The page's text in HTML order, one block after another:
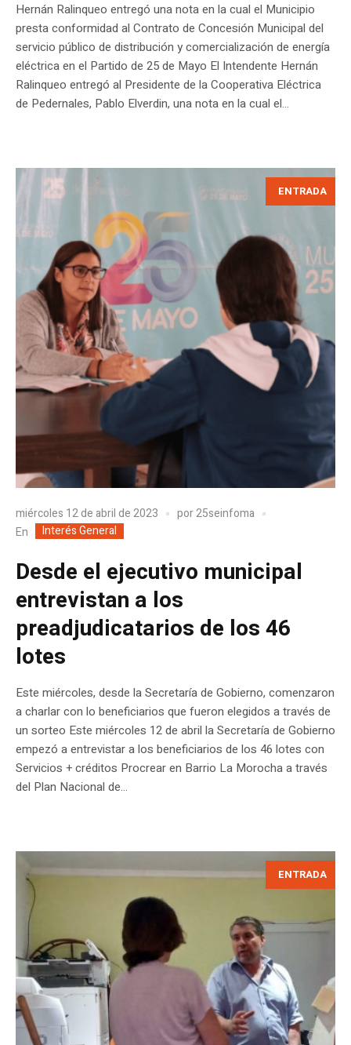
Hernán Ralinqueo entregó una nota en la cual el Municipio
presta conformidad al Contrato de Concesión Municipal del
servicio público de distribución y comercialización de energía
eléctrica en el Partido de 25 de Mayo El Intendente Hernán
Ralinqueo entregó al Presidente de la Cooperativa Eléctrica
de Pedernales, Pablo Elverdin, una nota en la cual el...
ENTRADA
miércoles 12 de abril de 2023 por25seinfoma
En
Interés General
Desde el ejecutivo municipal
entrevistan a los
preadjudicatarios de los 46
lotes
Este miércoles, desde la Secretaría de Gobierno, comenzaron
a charlar con lo beneficiarios que fueron elegidos a través de
un sorteo Este miércoles 12 de abril la Secretaría de Gobierno
empezó a entrevistar a los beneficiarios de los 46 lotes con
Servicios + créditos Procrear en Barrio La Morocha a través
del Plan Nacional de...
ENTRADA